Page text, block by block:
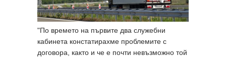
"По времето на първите два служебни
кабинета констатирахме проблемите с
договора, както и че е почти невъзможно той